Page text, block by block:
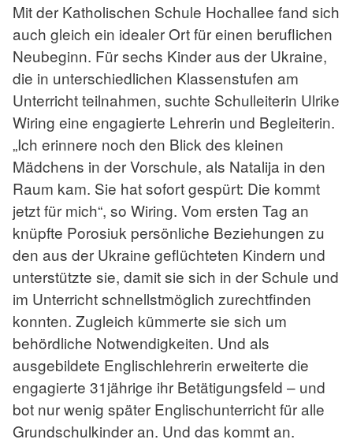
Mit der Katholischen Schule Hochallee fand sich
auch gleich ein idealer Ort für einen beruflichen
Neubeginn. Für sechs Kinder aus der Ukraine,
die in unterschiedlichen Klassenstufen am
Unterricht teilnahmen, suchte Schulleiterin Ulrike
Wiring eine engagierte Lehrerin und Begleiterin.
„Ich erinnere noch den Blick des kleinen
Mädchens in der Vorschule, als Natalija in den
Raum kam. Sie hat sofort gespürt: Die kommt
jetzt für mich“, so Wiring. Vom ersten Tag an
knüpfte Porosiuk persönliche Beziehungen zu
den aus der Ukraine geflüchteten Kindern und
unterstützte sie, damit sie sich in der Schule und
im Unterricht schnellstmöglich zurechtfinden
konnten. Zugleich kümmerte sie sich um
behördliche Notwendigkeiten. Und als
ausgebildete Englischlehrerin erweiterte die
engagierte 31jährige ihr Betätigungsfeld – und
bot nur wenig später Englischunterricht für alle
Grundschulkinder an. Und das kommt an.